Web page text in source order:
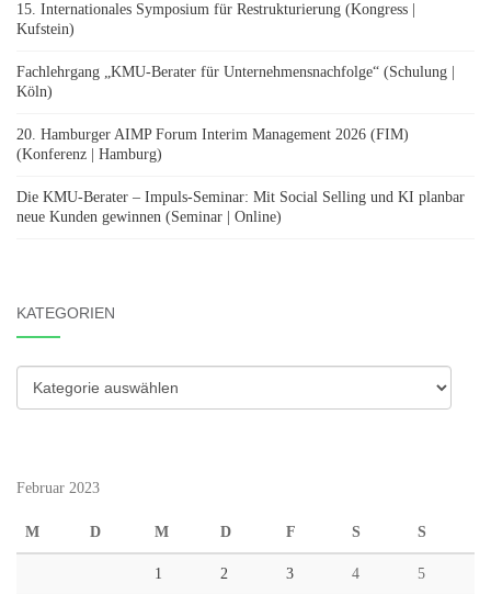
15. Internationales Symposium für Restrukturierung (Kongress |
Kufstein)
Fachlehrgang „KMU-Berater für Unternehmensnachfolge“ (Schulung |
Köln)
20. Hamburger AIMP Forum Interim Management 2026 (FIM)
(Konferenz | Hamburg)
Die KMU-Berater – Impuls-Seminar: Mit Social Selling und KI planbar
neue Kunden gewinnen (Seminar | Online)
KATEGORIEN
Kategorien
Februar 2023
M D M D F S S
1 2 3 4 5